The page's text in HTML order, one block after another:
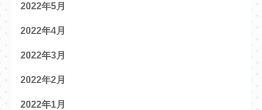
2022年5月
2022年4月
2022年3月
2022年2月
2022年1月